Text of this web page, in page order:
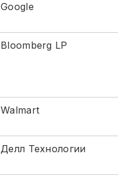
Google
Bloomberg LP
Walmart
Делл Технологии